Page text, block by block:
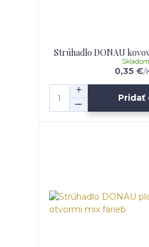
Strúhadlo DONAU
0,35 €/
Skladom
Pridať